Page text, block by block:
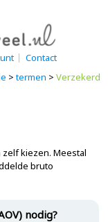
Contact
>termen >Verzekerd
kiezen. Meestal
bruto
nodig?